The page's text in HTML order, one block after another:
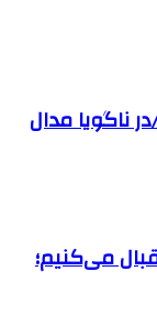
ناگویا مدال
می‌کنیم؛